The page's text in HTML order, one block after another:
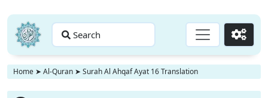
Search Go
Home ➤ Al-Quran ➤ Surah Al Ahqaf Ayat 16 Translation